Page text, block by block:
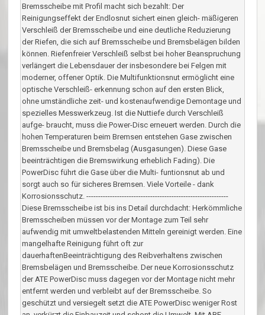
Bremsscheibe mit Profil macht sich bezahlt: Der
Reinigungseffekt der Endlosnut sichert einen gleich- mäßigeren
Verschleiß der Bremsscheibe und eine deutliche Reduzierung
der Riefen, die sich auf Bremsscheibe und Bremsbelägen bilden
können. Riefenfreier Verschleiß selbst bei hoher Beanspruchung
verlängert die Lebensdauer der insbesondere bei Felgen mit
moderner, offener Optik. Die Multifunktionsnut ermöglicht eine
optische Verschleiß- erkennung schon auf den ersten Blick,
ohne umständliche zeit- und kostenaufwendige Demontage und
spezielles Messwerkzeug. Ist die Nuttiefe durch Verschleiß
aufge- braucht, muss die Power-Disc erneuert werden. Durch die
hohen Temperaturen beim Bremsen entstehen Gase zwischen
Bremsscheibe und Bremsbelag (Ausgasungen). Diese Gase
beeinträchtigen die Bremswirkung erheblich Fading). Die
PowerDisc führt die Gase über die Multi- funtionsnut ab und
sorgt auch so für sicheres Bremsen. Viele Vorteile - dank
Korrosionsschutz. ------------------------------------------------------------
Diese Bremsscheibe ist bis ins Detail durchdacht: Herkömmliche
Bremsscheiben müssen vor der Montage zum Teil sehr
aufwendig mit umweltbelastenden Mitteln gereinigt werden. Eine
mangelhafte Reinigung führt oft zur
dauerhaftenBeeinträchtigung des Reibverhaltens zwischen
Bremsbelägen und Bremsscheibe. Der neue Korrosionsschutz
der ATE PowerDisc muss dagegen vor der Montage nicht mehr
entfernt werden und verbleibt auf der Bremsscheibe. So
geschützt und versiegelt setzt die ATE PowerDisc weniger Rost